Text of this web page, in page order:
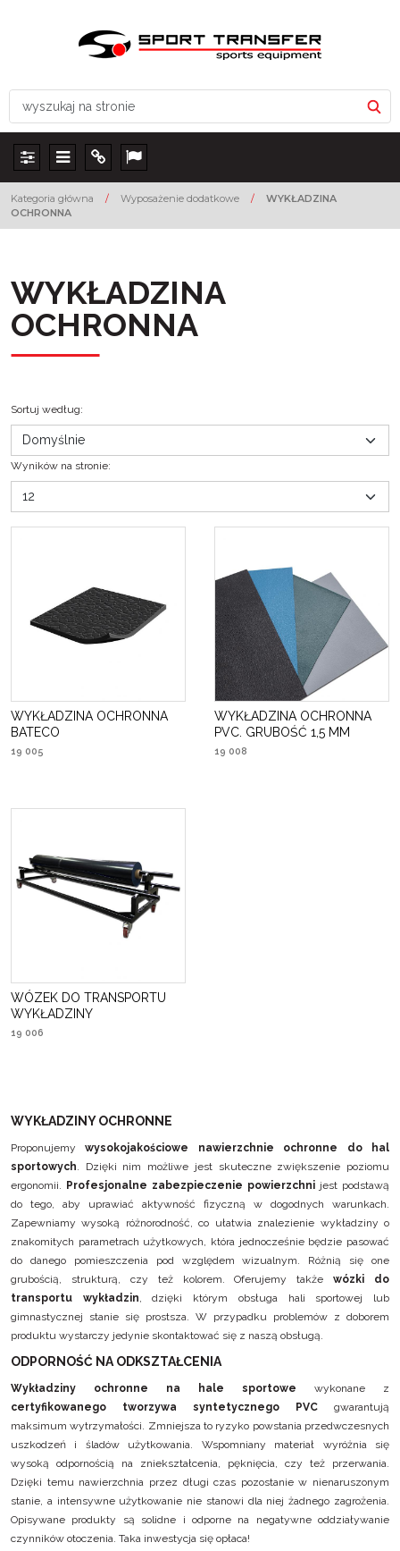
Panel Menu Info Lang
Kategoria główna / Wyposażenie dodatkowe /
WYKŁADZINA
OCHRONNA
WYKŁADZINA
OCHRONNA
Sortuj według:
Wyników na stronie:
WYKŁADZINA OCHRONNA
BATECO
19 005
WYKŁADZINA OCHRONNA
PVC. GRUBOŚĆ 1,5 MM
19 008
WÓZEK DO TRANSPORTU
WYKŁADZINY
19 006
WYKŁADZINY OCHRONNE
Proponujemywysokojakościowe nawierzchnie ochronne do hal
sportowych. Dzięki nim możliwe jest skuteczne zwiększenie poziomu
ergonomii. Profesjonalne zabezpieczenie powierzchni jest podstawą
do tego, aby uprawiać aktywność fizyczną w dogodnych warunkach.
Zapewniamy wysoką różnorodność, co ułatwia znalezienie wykładziny o
znakomitych parametrach użytkowych, która jednocześnie będzie pasować
do danego pomieszczenia pod względem wizualnym. Różnią się one
grubością, strukturą, czy też kolorem. Oferujemy takżewózki do
transportu wykładzin, dzięki którym obsługa hali sportowej lub
gimnastycznej stanie się prostsza. W przypadku problemów z doborem
produktu wystarczy jedynie skontaktować się z naszą obsługą.
ODPORNOŚĆ NA ODKSZTAŁCENIA
Wykładziny ochronne na hale sportowe wykonane z
certyfikowanego tworzywa syntetycznego PVC gwarantują
maksimum wytrzymałości. Zmniejsza to ryzyko powstania przedwczesnych
uszkodzeń i śladów użytkowania. Wspomniany materiał wyróżnia się
wysoką odpornością na zniekształcenia, pęknięcia, czy też przerwania.
Dzięki temu nawierzchnia przez długi czas pozostanie w nienaruszonym
stanie, a intensywne użytkowanie nie stanowi dla niej żadnego zagrożenia.
Opisywane produkty są solidne i odporne na negatywne oddziaływanie
czynników otoczenia. Taka inwestycja się opłaca!